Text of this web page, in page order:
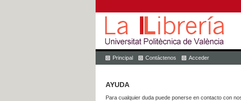
Principal Contáctenos Acceder
AYUDA
Para cualquier duda puede ponerse en contacto con